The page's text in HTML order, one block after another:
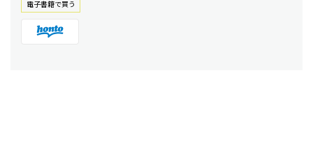
電⼦書籍で買う